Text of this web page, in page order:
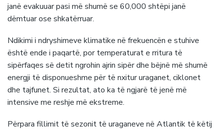
janë evakuuar pasi më shumë se 60,000 shtëpi janë
dëmtuar ose shkatërruar.
Ndikimi i ndryshimeve klimatike në frekuencën e stuhive
është ende i paqartë, por temperaturat e rritura të
sipërfaqes së detit ngrohin ajrin sipër dhe bëjnë më shumë
energji të disponueshme për të nxitur uraganet, ciklonet
dhe tajfunet. Si rezultat, ato ka të ngjarë të jenë më
intensive me reshje më ekstreme.
Përpara fillimit të sezonit të uraganeve në Atlantik të këtij